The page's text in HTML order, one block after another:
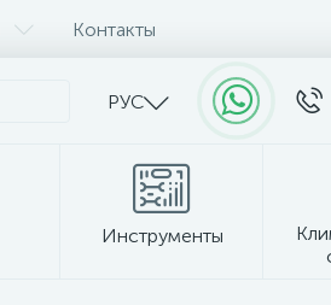
Контакты
РУС
Инструменты